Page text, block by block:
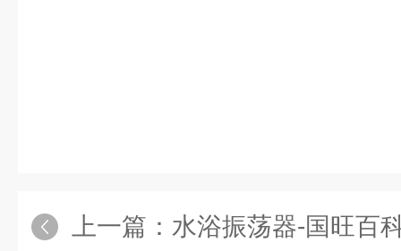
上一篇： 水浴振荡器-国旺百